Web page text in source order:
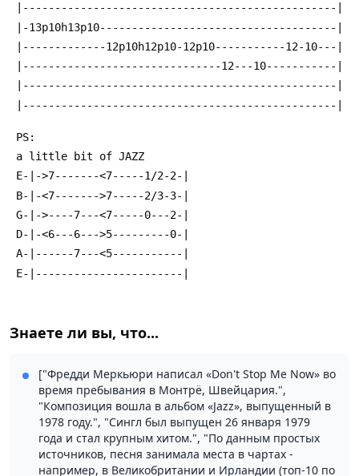
|-------------------------------------------------|
|-13p10h13p10-------------------------------------|
|-------------12p10h12p10-12p10-----------12-10---|
|-------------------------------12---10-----------|
|-------------------------------------------------|
|-------------------------------------------------|
PS:
a little bit of JAZZ
E-|->7-------<7-----1/2-2-|
B-|-<7------->7-----2/3-3-|
G-|->----7---<7-----0---2-|
D-|-<6---6--->5---------0-|
A-|------7---<5-----------|
E-|-----------------------|
Знаете ли вы, что...
["Фредди Меркьюри написал «Don't Stop Me Now» во
время пребывания в Монтрё, Швейцария.",
"Композиция вошла в альбом «Jazz», выпущенный в
1978 году.", "Сингл был выпущен 26 января 1979
года и стал крупным хитом.", "По данным простых
источников, песня занимала места в чартах -
например, в Великобритании и Ирландии (топ-10 по